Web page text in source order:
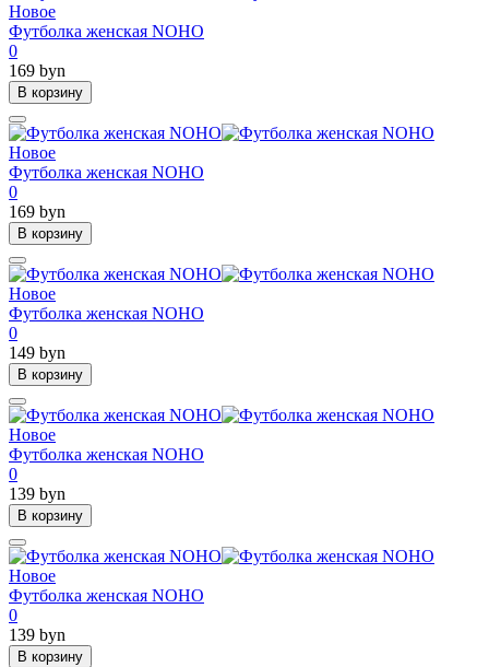
Новое
Футболка женская NOHO
0
169 byn
В корзину
Новое
Футболка женская NOHO
0
169 byn
В корзину
Новое
Футболка женская NOHO
0
149 byn
В корзину
Новое
Футболка женская NOHO
0
139 byn
В корзину
Новое
Футболка женская NOHO
0
139 byn
В корзину